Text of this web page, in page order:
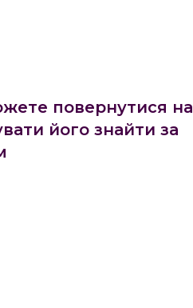
повернутися на
його знайти за